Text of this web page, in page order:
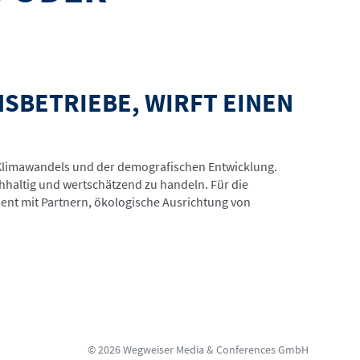
WIRFT EINEN
und der demografischen Entwicklung.
und wertschätzend zu handeln. Für die
mit Partnern, ökologische Ausrichtung von
© 2026 Wegweiser Media & Conferences GmbH